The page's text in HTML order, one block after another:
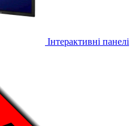
Інтерактивні панелі